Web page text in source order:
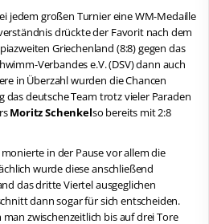
jedem großen Turnier eine WM-Medaille
drückte der Favorit nach dem
Griechenland (8:8) gegen das
Verbandes e.V. (DSV) dann auch
in Überzahl wurden die Chancen
das deutsche Team trotz vieler Paraden
Moritz Schenkelso bereits mit 2:8
in der Pause vor allem die
wurde diese anschließend
das dritte Viertel ausgeglichen
dann sogar für sich entscheiden.
zwischenzeitlich bis auf drei Tore